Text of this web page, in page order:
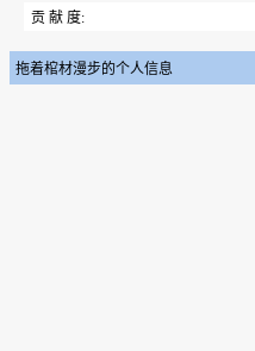
贡 献 度:
拖着棺材漫步的个人信息